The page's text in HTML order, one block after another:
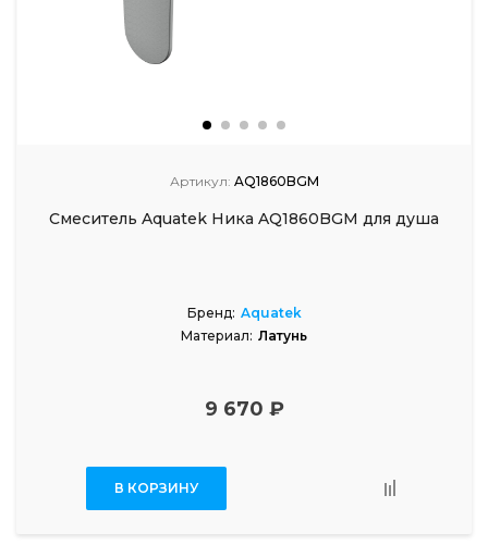
Артикул: AQ1860BGM
Смеситель Aquatek Ника AQ1860BGM для душа
Бренд: Aquatek
Материал: Латунь
9 670 ₽
В КОРЗИНУ